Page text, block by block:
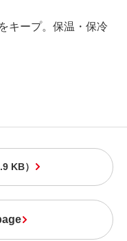
キープ。保温・保冷
KB）